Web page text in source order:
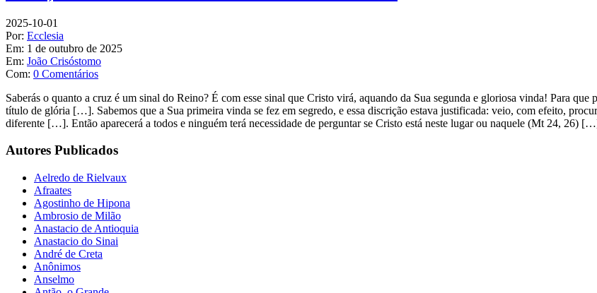
2025-10-01
Por: Ecclesia
Em: 1 de outubro de 2025
Em: João Crisóstomo
Com: 0 Comentários
Saberás o quanto a cruz é um sinal do Reino? É com esse sinal que Cristo virá, aquando da Sua segunda e gloriosa vinda! Para
título de glória […]. Sabemos que a Sua primeira vinda se fez em segredo, e essa discrição estava justificada: veio, com efeito,
diferente […]. Então aparecerá a todos e ninguém terá necessidade de perguntar se Cristo está neste lugar ou naquele (Mt 24, 26)
Autores Publicados
Aelredo de Rielvaux
Afraates
Agostinho de Hipona
Ambrosio de Milão
Anastacio de Antioquia
Anastacio do Sinai
André de Creta
Anônimos
Anselmo